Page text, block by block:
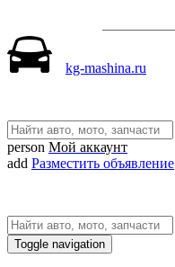
kg-mashina.ru
person Мой аккаунт
add Разместить объявление
Toggle navigation